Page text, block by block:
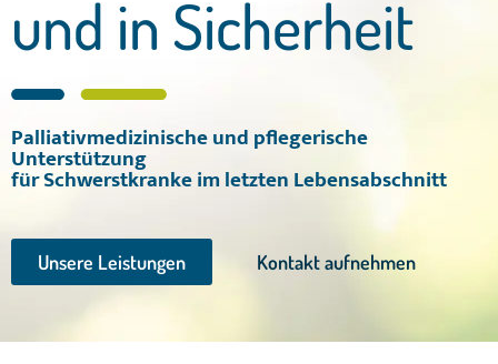
und in Sicherheit
Palliativmedizinische und pflegerische
Unterstützung
für Schwerstkranke im letzten Lebensabschnitt
Unsere Leistungen Kontakt aufnehmen